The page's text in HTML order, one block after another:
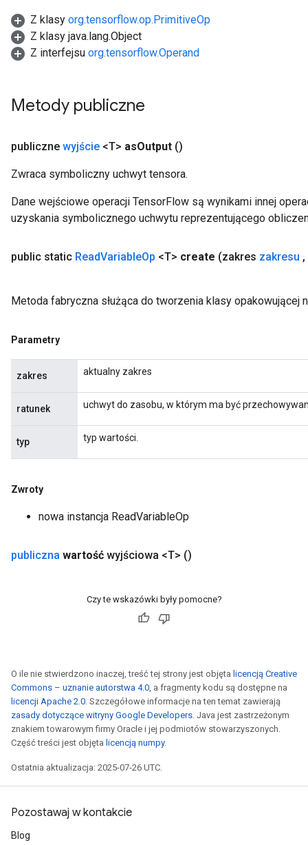
Z klasy org.tensorflow.op.PrimitiveOp
Z klasy java.lang.Object
Z interfejsu org.tensorflow.Operand
Metody publiczne
publiczne wyjście <T> asOutput ()
Zwraca symboliczny uchwyt tensora.
Dane wejściowe operacji TensorFlow są wynikami innej
uzyskania symbolicznego uchwytu reprezentującego
public static ReadVariableOp <T> create (zakres zakresu ,
Metoda fabryczna służąca do tworzenia klasy opakowującej
Parametry
zakres aktualny zakres
ratunek uchwyt do zasobu, w którym ma być
typ typ wartości.
Zwroty
nowa instancja ReadVariableOp
publiczna wartość wyjściowa <T> ()
Czy te wskazówki były pomocne?
O ile nie stwierdzono inaczej, treść tej strony jest objęta licencją Creative
Commons – uznanie autorstwa 4.0, a fragmenty kodu są dostępne na
licencji Apache 2.0. Szczegółowe informacje na ten temat zawierają
zasady dotyczące witryny Google Developers. Java jest zastrzeżonym
znakiem towarowym firmy Oracle i jej podmiotów stowarzyszonych.
Część treści jest objęta licencją numpy.
Ostatnia aktualizacja: 2025-07-26 UTC.
Pozostawaj w kontakcie
Blog